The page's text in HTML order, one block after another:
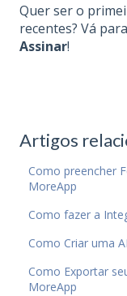
Quer ser o
recentes? Vá
Assinar!
Artigos
Como preencher
MoreApp
Como fazer a
Como Criar uma
Como Exportar
MoreApp